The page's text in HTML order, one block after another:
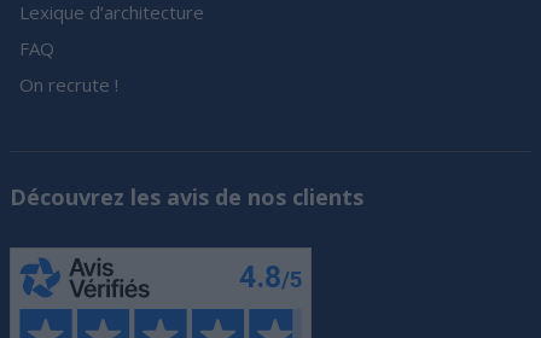
Lexique d’architecture
FAQ
On recrute !
Découvrez les avis de nos clients